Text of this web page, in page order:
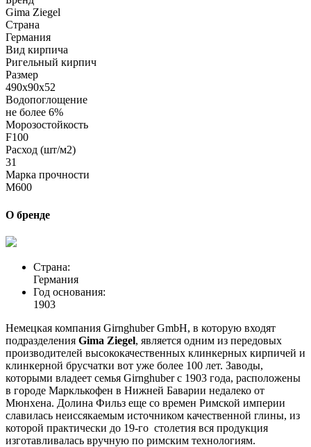
Gima Ziegel
Страна
Германия
Вид кирпича
Ригельный кирпич
Размер
490х90х52
Водопоглощение
не более 6%
Морозостойкость
F100
Расход (шт/м2)
31
Марка прочности
M600
О бренде
Страна:
Германия
Год основания:
1903
Немецкая компания Girnghuber GmbH, в которую входят
подразделения Gima Ziegel, является одним из передовых
производителей высококачественных клинкерных кирпичей и
клинкерной брусчатки вот уже более 100 лет. Заводы,
которыми владеет семья Girnghuber с 1903 года, расположены
в городе Марклькофен в Нижней Баварии недалеко от
Мюнхена. Долина Фильз еще со времен Римской империи
славилась неиссякаемым источником качественной глины, из
которой практически до 19-го столетия вся продукция
изготавливалась вручную по римским технологиям.